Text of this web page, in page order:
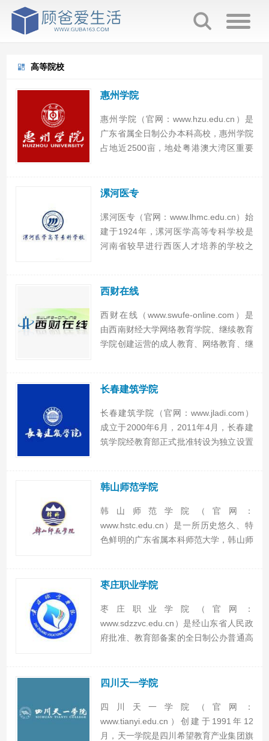
高等院校
惠州学院
惠州学院（官网：www.hzu.edu.cn）是
广东省属全日制公办本科高校，惠州学院
占地近2500亩，地处粤港澳大湾区重要
在校生17812名，惠州学院地址：广东惠
漯河医专
漯河医专（官网：www.lhmc.edu.cn）始
建于1924年，漯河医学高等专科学校是
河南省较早进行西医人才培养的学校之
方米，其中源汇校区位于国家4A级沙澧
西财在线
西财在线（www.swufe-online.com）是
由西南财经大学网络教育学院、继续教育
学院创建运营的成人教育、网络教育、继
学计划查询、选课、约考、考试安排查
长春建筑学院
长春建筑学院（官网：www.jladi.com）
成立于2000年6月，2011年4月，长春建
筑学院经教育部正式批准转设为独立设置
学科相互支撑、协调发展的高等学校，现
韩山师范学院
韩山师范学院（官网：
www.hstc.edu.cn）是一所历史悠久、特
色鲜明的广东省属本科师范大学，韩山师
多功能信息化图书馆面积近3万平方米，
枣庄职业学院
枣庄职业学院（官网：
www.sdzzvc.edu.cn）是经山东省人民政
府批准、教育部备案的全日制公办普通高
的技术院校，枣庄职业学院与枣庄技师学
四川天一学院
四川天一学院（官网：
www.tianyi.edu.cn）创建于1991年12
月，天一学院是四川希望教育产业集团旗